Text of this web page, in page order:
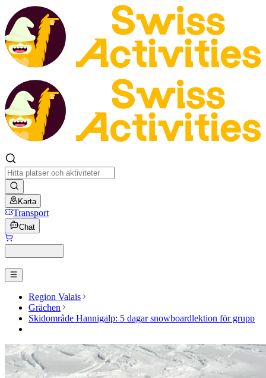
Karta
Transport
Chat
Region Valais
Grächen
Skidområde Hannigalp: 5 dagar snowboardlektion för grupp